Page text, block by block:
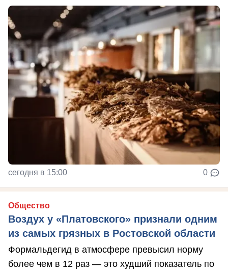
сегодня в 15:00 0
Общество
Воздух у «Платовского» признали одним
из самых грязных в Ростовской области
Формальдегид в атмосфере превысил норму
более чем в 12 раз — это худший показатель по